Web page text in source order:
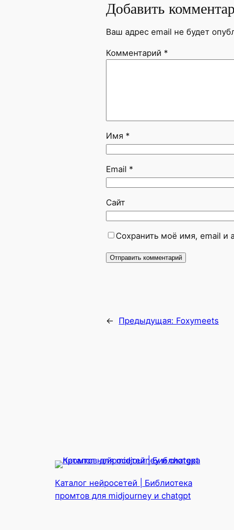
Добавить
Ваш адрес email не будет
Комментарий *
Имя *
Email *
Сайт
Сохранить моё имя, email и
← Предыдущая: Foxymeets
Каталог нейросетей | Библиотека
промтов для midjourney и chatgpt